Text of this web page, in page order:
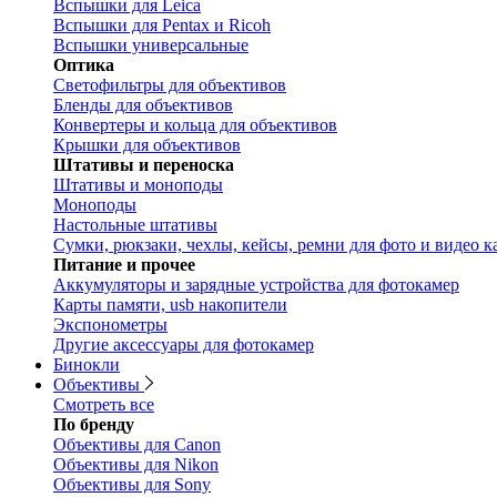
Вспышки для Leica
Вспышки для Pentax и Ricoh
Вспышки универсальные
Оптика
Светофильтры для объективов
Бленды для объективов
Конвертеры и кольца для объективов
Крышки для объективов
Штативы и переноска
Штативы и моноподы
Моноподы
Настольные штативы
Сумки, рюкзаки, чехлы, кейсы, ремни для фото и видео
Питание и прочее
Аккумуляторы и зарядные устройства для фотокамер
Карты памяти, usb накопители
Экспонометры
Другие аксессуары для фотокамер
Бинокли
Объективы
Смотреть все
По бренду
Объективы для Canon
Объективы для Nikon
Объективы для Sony